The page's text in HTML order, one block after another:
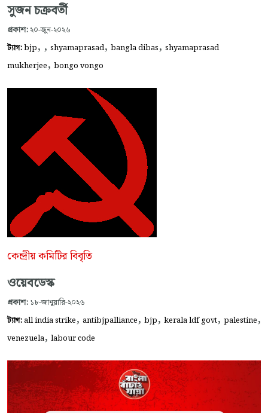
সুজন চক্রবর্তী
প্রকাশ: ২০-জুন-২০২৬
ট্যাগ:bjp, , shyamaprasad, bangla dibas, shyamaprasad
mukherjee, bongo vongo
কেন্দ্রীয় কমিটির বিবৃতি
ওয়েবডেস্ক
প্রকাশ: ১৮-জানুয়ারি-২০২৬
ট্যাগ:all india strike, antibjpalliance, bjp, kerala ldf govt, palestine,
venezuela, labour code